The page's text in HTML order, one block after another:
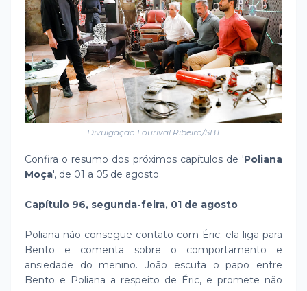
Divulgação Lourival Ribeiro/SBT
Confira o resumo dos próximos capítulos de 'Poliana
Moça', de 01 a 05 de agosto.
Capítulo 96, segunda-feira, 01 de agosto
Poliana não consegue contato com Éric; ela liga para
Bento e comenta sobre o comportamento e
ansiedade do menino. João escuta o papo entre
Bento e Poliana a respeito de Éric, e promete não